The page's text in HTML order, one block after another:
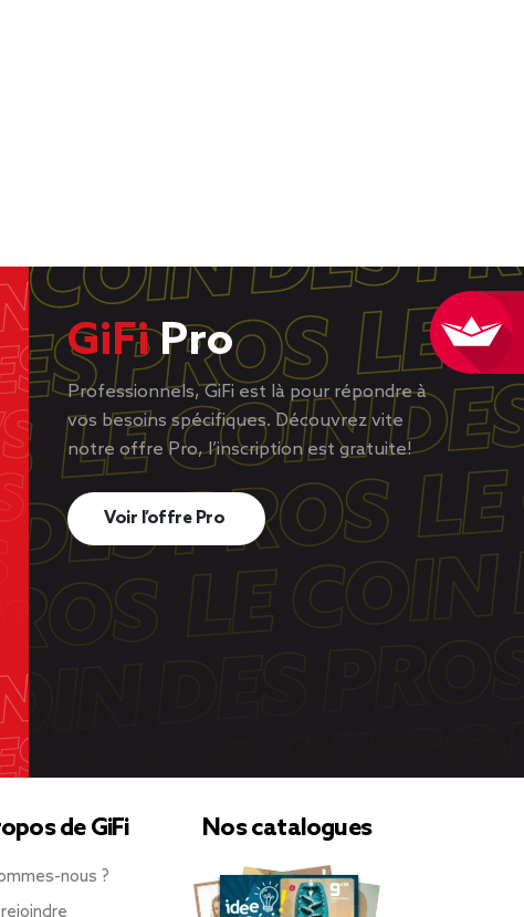
GiFiPro
Professionnels, GiFi est là pour répondre à
vos besoins spécifiques. Découvrez vite
notre offre Pro, l’inscription est gratuite!
Voir l’offre Pro
de GiFi
nous ?
Nos catalogues